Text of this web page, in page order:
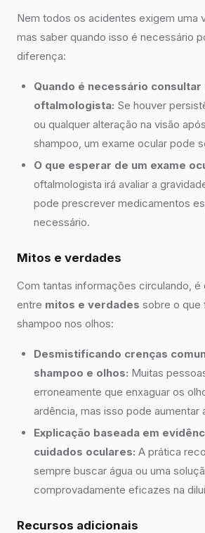
Nem todos os acidentes exigem uma
mas saber quando isso é necessário
diferença:
Quando é necessário consultar
oftalmologista: Se houver
ou qualquer alteração na visão
shampoo, um exame ocular pode
O que esperar de um exame
oftalmologista irá avaliar a
pode prescrever medicamentos
necessário.
Mitos e verdades
Com tantas informações circulando, é
entre mitos e verdades sobre o que
shampoo nos olhos:
Desmistificando crenças
shampoo e olhos: Muitas
erroneamente que enxaguar os
ardência, mas isso pode aumentar
Explicação baseada em
cuidados oculares: A prática
sempre buscar água ou uma
comprovadamente eficazes na
Recursos adicionais